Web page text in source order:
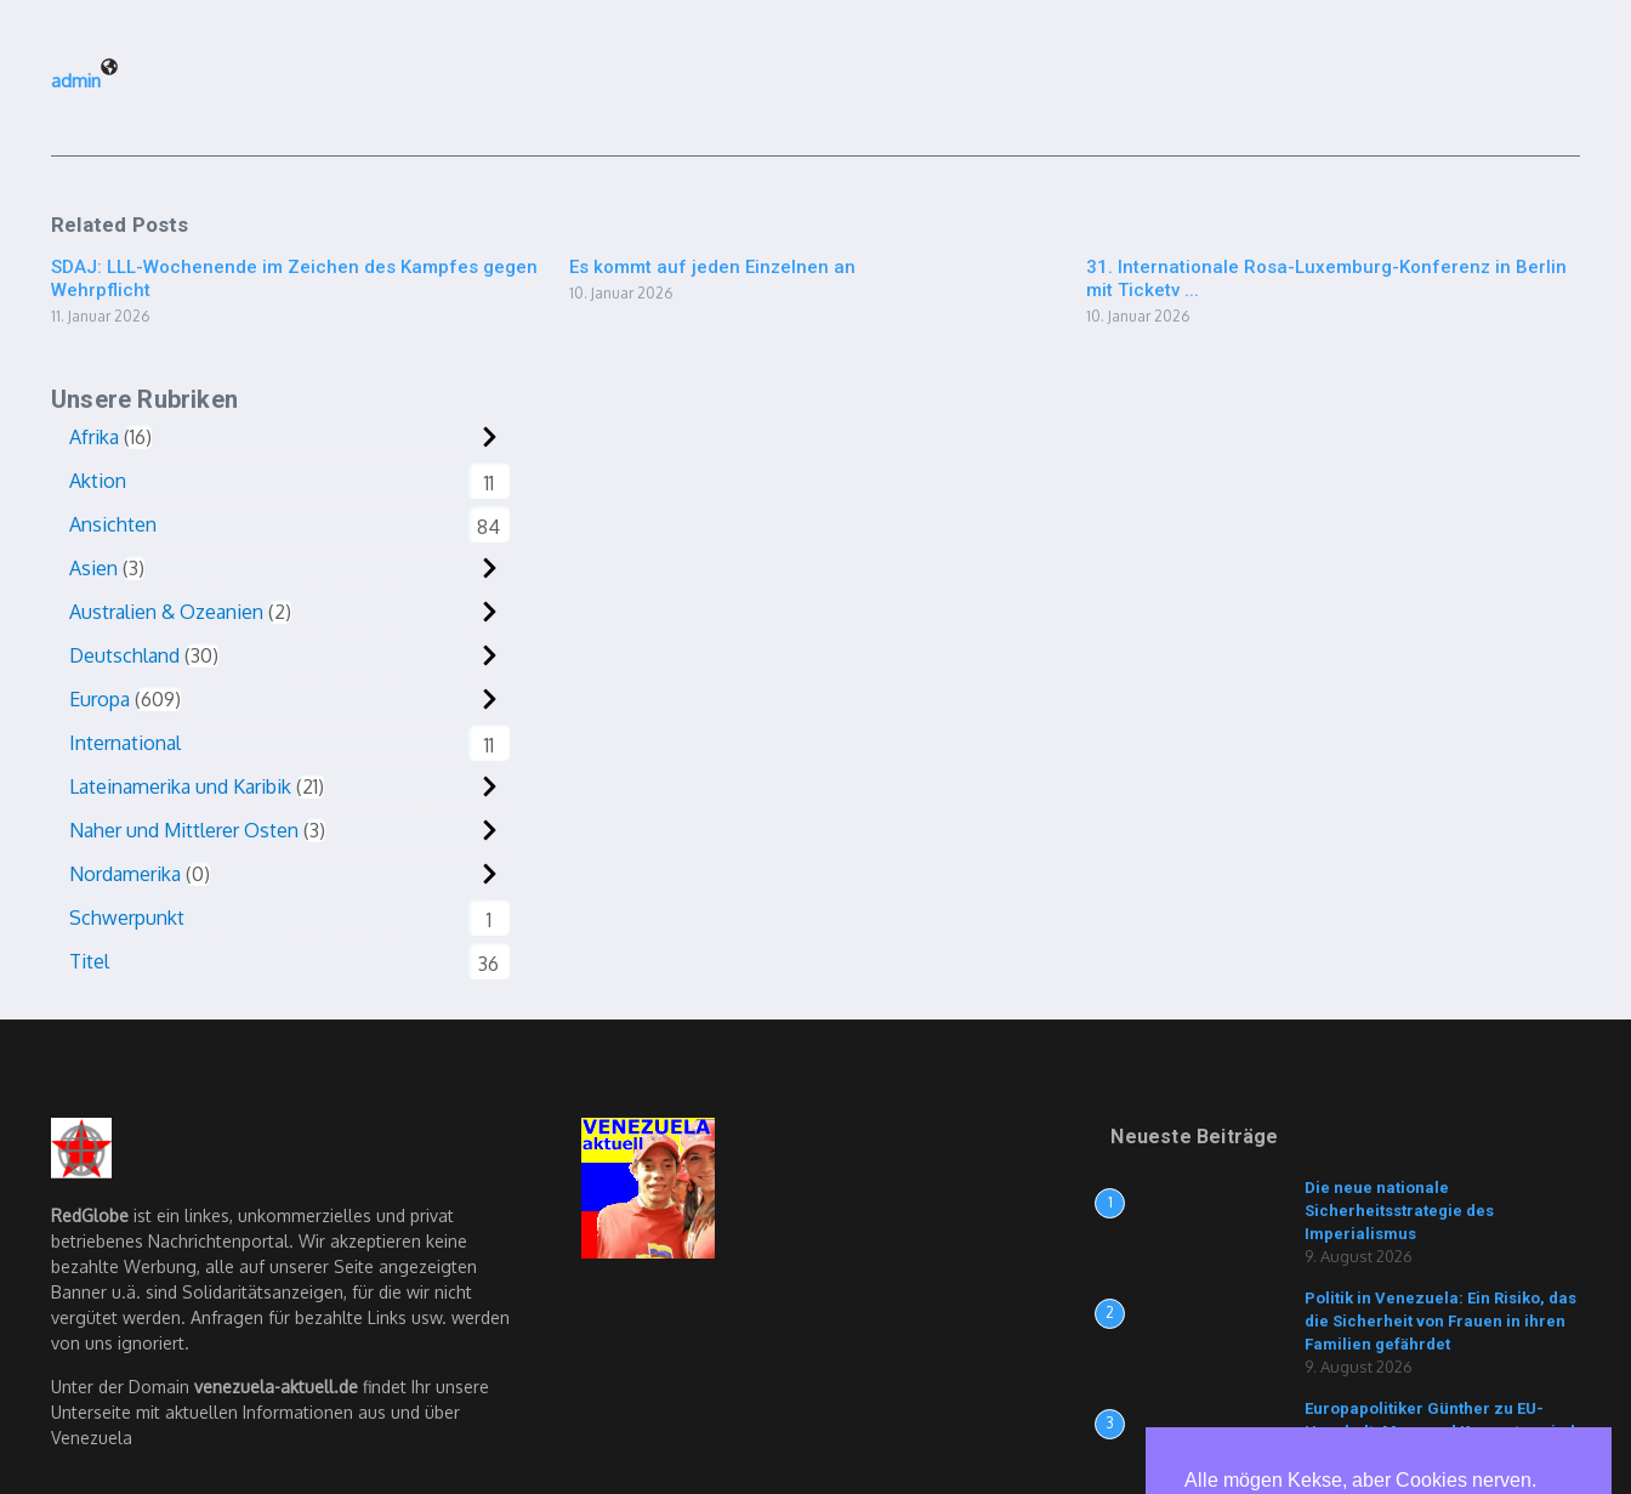
admin
Related Posts
SDAJ: LLL-Wochenende im Zeichen des Kampfes gegen
Wehrpflicht
11. Januar 2026
Es kommt auf jeden Einzelnen an
10. Januar 2026
31. Internationale Rosa-Luxemburg-Konferenz in Berlin
mit Ticketv ...
10. Januar 2026
Unsere Rubriken
Afrika 16
Aktion
11
Ansichten
84
Asien 3
Australien & Ozeanien 2
Deutschland 30
Europa 609
International
11
Lateinamerika und Karibik 21
Naher und Mittlerer Osten 3
Nordamerika 0
Schwerpunkt
1
Titel
36
RedGlobe ist ein linkes, unkommerzielles und privat
betriebenes Nachrichtenportal. Wir akzeptieren keine
bezahlte Werbung, alle auf unserer Seite angezeigten
Banner u.ä. sind Solidaritätsanzeigen, für die wir nicht
vergütet werden. Anfragen für bezahlte Links usw. werden
von uns ignoriert.
Unter der Domain venezuela-aktuell.de findet Ihr unsere
Unterseite mit aktuellen Informationen aus und über
Venezuela
Neueste Beiträge
1
Die neue nationale
Sicherheitsstrategie des
Imperialismus
9. August 2026
2
Politik in Venezuela: Ein Risiko, das
die Sicherheit von Frauen in ihren
Familien gefährdet
9. August 2026
3
Europapolitiker Günther zu EU-
Haushalt: Merz und Konsorten sind
Architekten der Krise
Alle mögen Kekse, aber Cookies nerven.